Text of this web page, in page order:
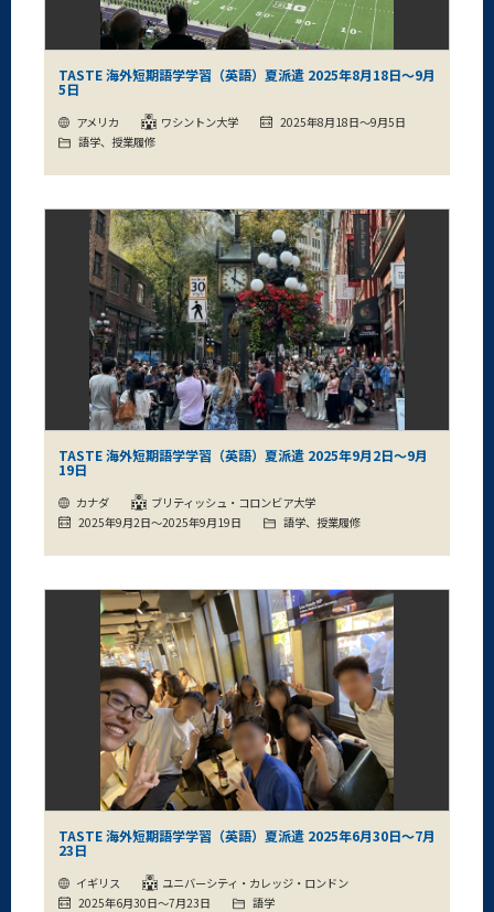
TASTE 海外短期語学学習（英語）夏派遣 2025年8月18日～9月
5日
アメリカ ワシントン大学
2025年8月18日～9月5日
語学、授業履修
TASTE 海外短期語学学習（英語）夏派遣 2025年9月2日～9月
19日
カナダ
ブリティッシュ・コロンビア大学
2025年9月2日～2025年9月19日
語学、授業履修
TASTE 海外短期語学学習（英語）夏派遣 2025年6月30日～7月
23日
イギリス
ユニバーシティ・カレッジ・ロンドン
2025年6月30日～7月23日
語学